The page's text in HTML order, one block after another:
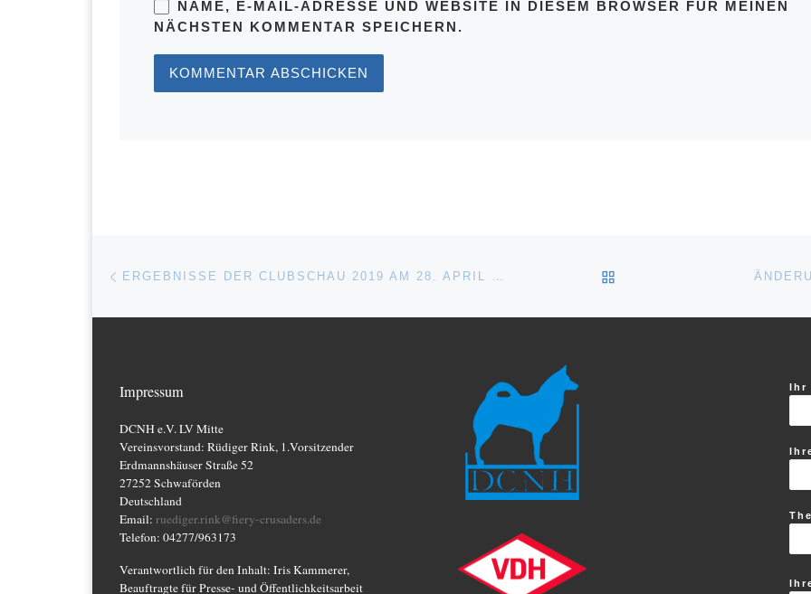
NAME, E-MAIL-ADRESSE UND WEBSITE IN DIESEM BROWSER FÜR MEINEN
NÄCHSTEN KOMMENTAR SPEICHERN.
Beitragsnavigation ERGEBNISSE DER CLUBSCHAU 2019 AM 28. APRIL 2019 ZURÜCK ZUR
Impressum
DCNH e.V. LV Mitte
Vereinsvorstand: Rüdiger Rink, 1.Vorsitzender
Erdmannshäuser Straße 52
27252 Schwaförden
Deutschland
Email: ruediger.rink@fiery-crusaders.de
Telefon: 04277/963173
Verantwortlich für den Inhalt: Iris Kammerer,
Beauftragte für Presse- und Öffentlichkeitsarbeit
Ihr